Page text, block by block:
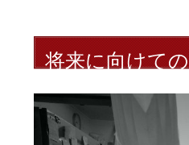
将来に向けて